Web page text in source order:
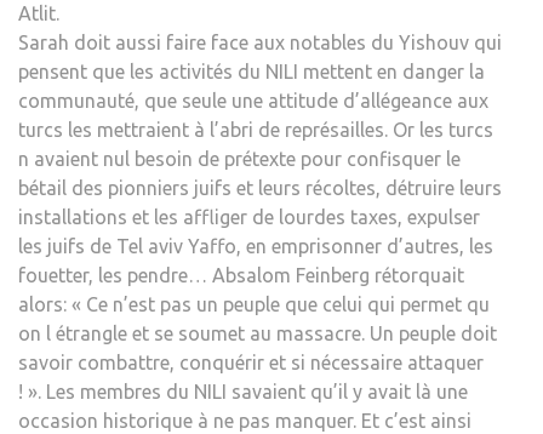
Atlit.
Sarah doit aussi faire face aux notables du Yishouv qui
pensent que les activités du NILI mettent en danger la
communauté, que seule une attitude d’allégeance aux
turcs les mettraient à l’abri de représailles. Or les turcs
n avaient nul besoin de prétexte pour confisquer le
bétail des pionniers juifs et leurs récoltes, détruire leurs
installations et les affliger de lourdes taxes, expulser
les juifs de Tel aviv Yaffo, en emprisonner d’autres, les
fouetter, les pendre… Absalom Feinberg rétorquait
alors: « Ce n’est pas un peuple que celui qui permet qu
on l étrangle et se soumet au massacre. Un peuple doit
savoir combattre, conquérir et si nécessaire attaquer
! ». Les membres du NILI savaient qu’il y avait là une
occasion historique à ne pas manquer. Et c’est ainsi